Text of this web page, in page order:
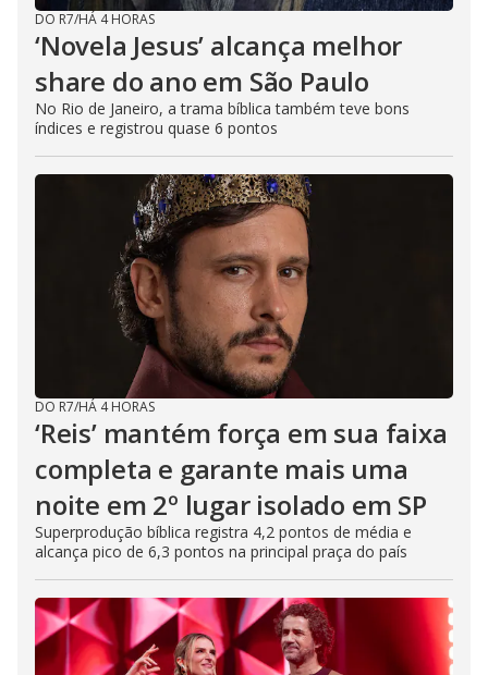
DO R7/HÁ 4 HORAS
‘Novela Jesus’ alcança melhor
share do ano em São Paulo
No Rio de Janeiro, a trama bíblica também teve bons
índices e registrou quase 6 pontos
DO R7/HÁ 4 HORAS
‘Reis’ mantém força em sua faixa
completa e garante mais uma
noite em 2º lugar isolado em SP
Superprodução bíblica registra 4,2 pontos de média e
alcança pico de 6,3 pontos na principal praça do país